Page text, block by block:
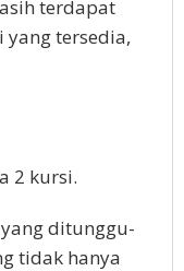
terdapat
tersedia,
2 kursi.
ditunggu-
tidak hanya